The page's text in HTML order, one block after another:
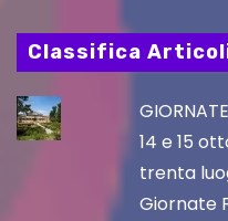
Classifica Articoli
14 e 15
trenta
Giornate